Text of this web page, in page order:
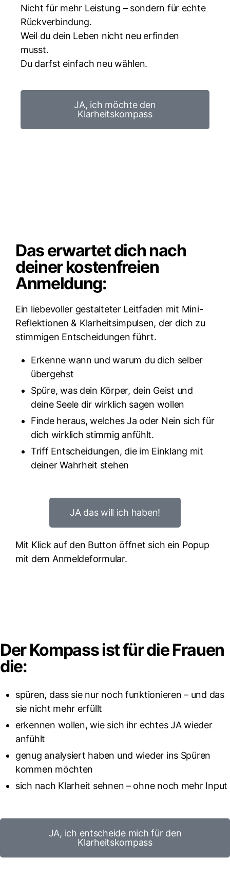
Nicht für mehr Leistung – sondern für echte
Rückverbindung.
Weil du dein Leben nicht neu erfinden
musst.
Du darfst einfach neu wählen.
JA, ich möchte den
Klarheitskompass
Das erwartet dich nach
deiner kostenfreien
Anmeldung:
Ein liebevoller gestalteter Leitfaden mit Mini-
Reflektionen & Klarheitsimpulsen, der dich zu
stimmigen Entscheidungen führt.
Erkenne wann und warum du dich selber
übergehst
Spüre, was dein Körper, dein Geist und
deine Seele dir wirklich sagen wollen
Finde heraus, welches Ja oder Nein sich für
dich wirklich stimmig anfühlt.
Triff Entscheidungen, die im Einklang mit
deiner Wahrheit stehen
JA das will ich haben!
Mit Klick auf den Button öffnet sich ein Popup
mit dem Anmeldeformular.
Der Kompass ist für die Frauen
die:
spüren, dass sie nur noch funktionieren – und das
sie nicht mehr erfüllt
erkennen wollen, wie sich ihr echtes JA wieder
anfühlt
genug analysiert haben und wieder ins Spüren
kommen möchten
sich nach Klarheit sehnen – ohne noch mehr Input
JA, ich entscheide mich für den
Klarheitskompass